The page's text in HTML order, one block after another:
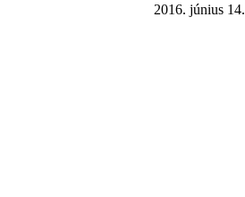
2016. június 14.